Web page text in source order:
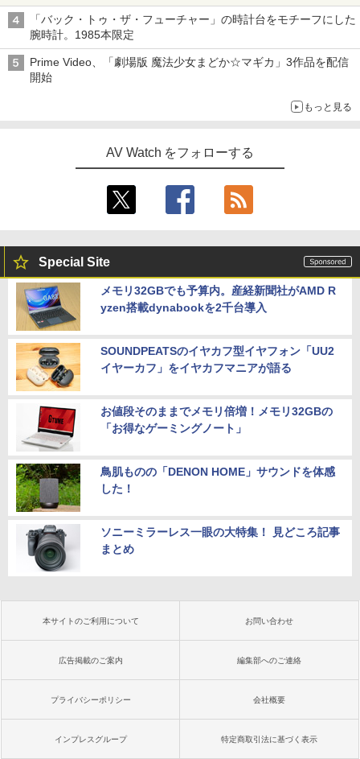
「バック・トゥ・ザ・フューチャー」の時計台をモチーフにした
腕時計。1985本限定
Prime Video、「劇場版 魔法少女まどか☆マギカ」3作品を配信
開始
もっと見る
AV Watch をフォローする
Special Site
メモリ32GBでも予算内。産経新聞社がAMD R
yzen搭載dynabookを2千台導入
SOUNDPEATSのイヤカフ型イヤフォン「UU2
イヤーカフ」をイヤカフマニアが語る
お値段そのままでメモリ倍増！メモリ32GBの
「お得なゲーミングノート」
鳥肌ものの「DENON HOME」サウンドを体感
した！
ソニーミラーレス一眼の大特集！ 見どころ記事
まとめ
本サイトのご利用について お問い合わせ
広告掲載のご案内 編集部へのご連絡
プライバシーポリシー 会社概要
インプレスグループ 特定商取引法に基づく表示